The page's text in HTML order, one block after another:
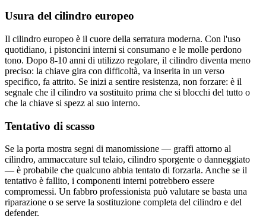
Usura del cilindro europeo
Il cilindro europeo è il cuore della serratura moderna. Con l'uso
quotidiano, i pistoncini interni si consumano e le molle perdono
tono. Dopo 8-10 anni di utilizzo regolare, il cilindro diventa meno
preciso: la chiave gira con difficoltà, va inserita in un verso
specifico, fa attrito. Se inizi a sentire resistenza, non forzare: è il
segnale che il cilindro va sostituito prima che si blocchi del tutto o
che la chiave si spezz al suo interno.
Tentativo di scasso
Se la porta mostra segni di manomissione — graffi attorno al
cilindro, ammaccature sul telaio, cilindro sporgente o danneggiato
— è probabile che qualcuno abbia tentato di forzarla. Anche se il
tentativo è fallito, i componenti interni potrebbero essere
compromessi. Un fabbro professionista può valutare se basta una
riparazione o se serve la sostituzione completa del cilindro e del
defender.